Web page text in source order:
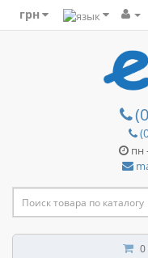
грн
пн
0